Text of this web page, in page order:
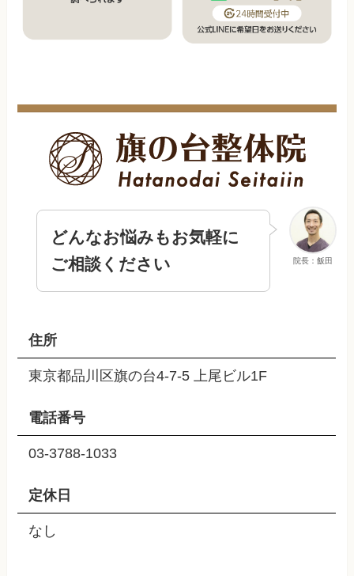
院長：飯田
どんなお悩みもお気軽に
ご相談ください
住所
東京都品川区旗の台4-7-5 上尾ビル1F
電話番号
03-3788-1033
定休日
なし